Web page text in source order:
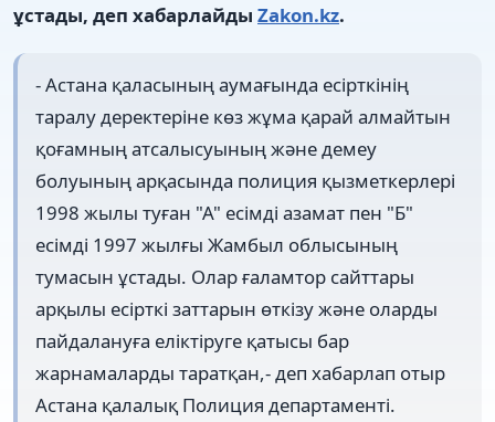
ұстады, деп хабарлайды Zakon.kz.
- Астана қаласының аумағында есірткінің
таралу деректеріне көз жұма қарай алмайтын
қоғамның атсалысуының және демеу
болуының арқасында полиция қызметкерлері
1998 жылы туған "А" есімді азамат пен "Б"
есімді 1997 жылғы Жамбыл облысының
тумасын ұстады. Олар ғаламтор сайттары
арқылы есірткі заттарын өткізу және оларды
пайдалануға еліктіруге қатысы бар
жарнамаларды таратқан,- деп хабарлап отыр
Астана қалалық Полиция департаменті.